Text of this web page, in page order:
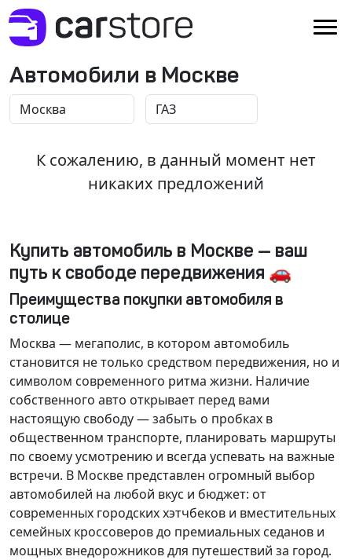
Автомобили в Москве
К сожалению, в данный момент нет
никаких предложений
Купить автомобиль в Москве — ваш
путь к свободе передвижения 🚗
Преимущества покупки автомобиля в
столице
Москва — мегаполис, в котором автомобиль
становится не только средством передвижения, но и
символом современного ритма жизни. Наличие
собственного авто открывает перед вами
настоящую свободу — забыть о пробках в
общественном транспорте, планировать маршруты
по своему усмотрению и всегда успевать на важные
встречи. В Москве представлен огромный выбор
автомобилей на любой вкус и бюджет: от
современных городских хэтчбеков и вместительных
семейных кроссоверов до премиальных седанов и
мощных внедорожников для путешествий за город.